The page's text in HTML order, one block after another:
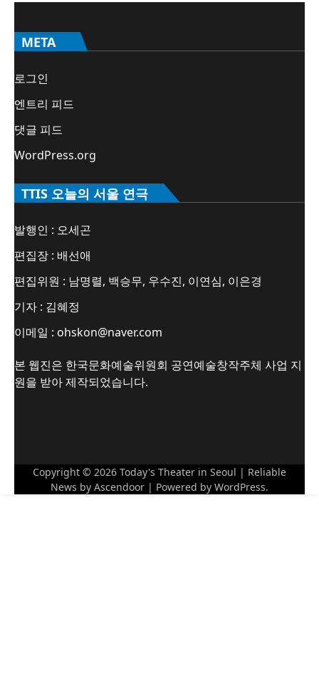
META
로그인
엔트리 피드
댓글 피드
WordPress.org
TTIS 오늘의 서울 연극
발행인 : 오세곤
편집장 : 배선애
편집위원 : 남명렬, 백승무, 우수진, 이연심, 이은경
기자 : 김혜정
이메일 : ohskon@naver.com
본 웹진은 한국문화예술위원회 공연예술창작주체 사업 지
원을 받아 제작되었습니다.
Copyright © 2026 Today's Theater in Seoul | Reliable
News by Ascendoor | Powered by WordPress.